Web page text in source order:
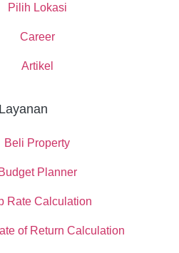
Pilih Lokasi
Career
Artikel
Layanan
Beli Property
Budget Planner
Rate Calculation
of Return Calculation